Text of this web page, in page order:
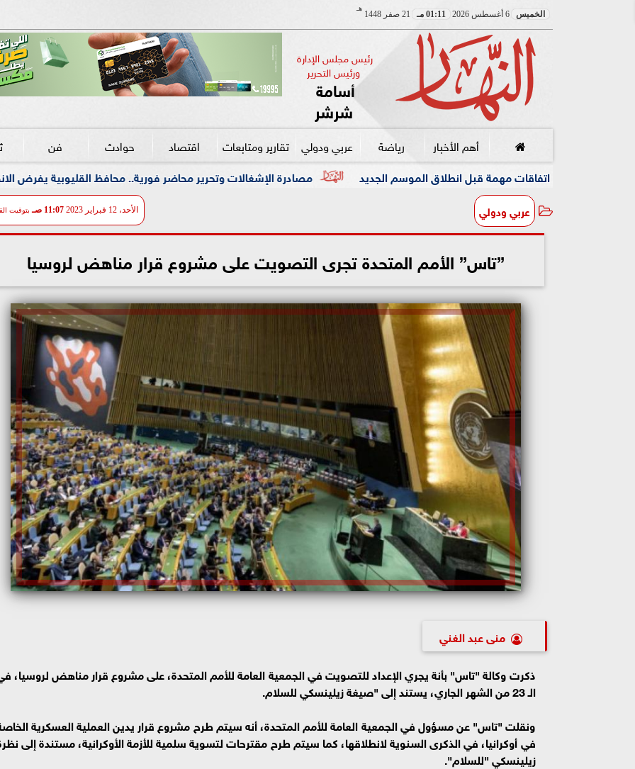
الخميس 6 أغسطس 2026 01:11 مـ 21 صفر 1448
هـ
رئيس مجلس الإدارة
ورئيس التحرير
أسامة
شرشر
أهم الأخبار رياضة عربي ودولي تقارير ومتابعات اقتصاد حوادث فن
مصادرة الإشغالات وتحرير محاضر فورية.. محافظ القليوبية يفرض الانضباط في شوارع شبرا مهمة قبل انطلاق الموسم الجديد
عربي ودولي الأحد، 12 فبراير 2023 11:07 صـ بتوقيت
”تاس” الأمم المتحدة تجرى التصويت على مشروع قرار مناهض لروسيا
منى عبد الغني
ذكرت وكالة "تاس" بأنة يجري الإعداد للتصويت في الجمعية العامة للأمم المتحدة، على مشروع قرار مناهض لروسيا،
الـ 23 من الشهر الجاري، يستند إلى "صيغة زيلينسكي للسلام.
ونقلت "تاس" عن مسؤول في الجمعية العامة للأمم المتحدة، أنه سيتم طرح مشروع قرار يدين العملية العسكرية
في أوكرانيا، في الذكرى السنوية لانطلاقها، كما سيتم طرح مقترحات لتسوية سلمية للأزمة الأوكرانية، مستندة إلى
زيلينسكي "للسلام".